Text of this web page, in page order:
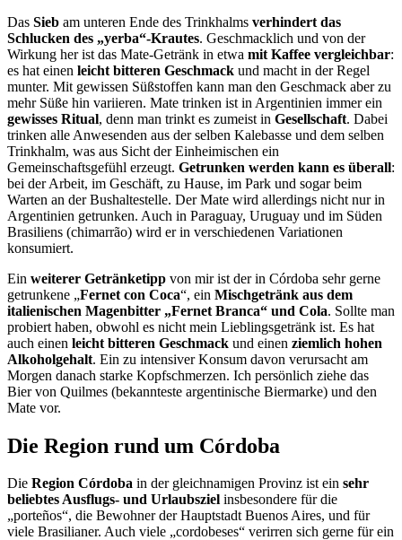
Das Sieb am unteren Ende des Trinkhalms verhindert das
Schlucken des „yerba“-Krautes. Geschmacklich und von der
Wirkung her ist das Mate-Getränk in etwa mit Kaffee vergleichbar:
es hat einen leicht bitteren Geschmack und macht in der Regel
munter. Mit gewissen Süßstoffen kann man den Geschmack aber zu
mehr Süße hin variieren. Mate trinken ist in Argentinien immer ein
gewisses Ritual, denn man trinkt es zumeist in Gesellschaft. Dabei
trinken alle Anwesenden aus der selben Kalebasse und dem selben
Trinkhalm, was aus Sicht der Einheimischen ein
Gemeinschaftsgefühl erzeugt. Getrunken werden kann es überall:
bei der Arbeit, im Geschäft, zu Hause, im Park und sogar beim
Warten an der Bushaltestelle. Der Mate wird allerdings nicht nur in
Argentinien getrunken. Auch in Paraguay, Uruguay und im Süden
Brasiliens (chimarrão) wird er in verschiedenen Variationen
konsumiert.
Ein weiterer Getränketipp von mir ist der in Córdoba sehr gerne
getrunkene „Fernet con Coca“, ein Mischgetränk aus dem
italienischen Magenbitter „Fernet Branca“ und Cola. Sollte man
probiert haben, obwohl es nicht mein Lieblingsgetränk ist. Es hat
auch einen leicht bitteren Geschmack und einen ziemlich hohen
Alkoholgehalt. Ein zu intensiver Konsum davon verursacht am
Morgen danach starke Kopfschmerzen. Ich persönlich ziehe das
Bier von Quilmes (bekannteste argentinische Biermarke) und den
Mate vor.
Die Region rund um Córdoba
Die Region Córdoba in der gleichnamigen Provinz ist ein sehr
beliebtes Ausflugs- und Ur­laubsziel insbesondere für die
„porteños“, die Bewohner der Hauptstadt Buenos Aires, und für
viele Brasilianer. Auch viele „cordobeses“ verirren sich gerne für ein